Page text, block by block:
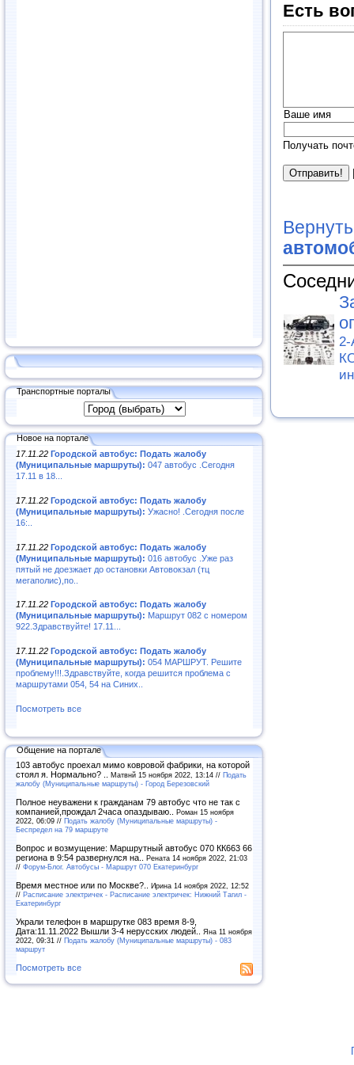
Транспортные порталы
Новое на портале
17.11.22 Городской автобус: Подать жалобу
(Муниципальные маршруты): 047 автобус .Сегодня
17.11 в 18...
17.11.22 Городской автобус: Подать жалобу
(Муниципальные маршруты): Ужасно! .Сегодня после
16:..
17.11.22 Городской автобус: Подать жалобу
(Муниципальные маршруты): 016 автобус .Уже раз
пятый не доезжает до остановки Автовокзал (тц
мегаполис),по..
17.11.22 Городской автобус: Подать жалобу
(Муниципальные маршруты): Маршрут 082 с номером
922.Здравствуйте! 17.11...
17.11.22 Городской автобус: Подать жалобу
(Муниципальные маршруты): 054 МАРШРУТ. Решите
проблему!!!.Здравствуйте, когда решится проблема с
маршрутами 054, 54 на Синих..
Посмотреть все
Общение на портале
103 автобус проехал мимо ковровой фабрики, на которой
стоял я. Нормально? .. Матвнй 15 ноября 2022, 13:14 // Подать
жалобу (Муниципальные маршруты) - Город Березовский
Полное неуважени к гражданам 79 автобус что не так с
компанией,прождал 2часа опаздываю.. Роман 15 ноября
2022, 06:09 // Подать жалобу (Муниципальные маршруты) -
Беспредел на 79 маршруте
Вопрос и возмущение: Маршрутный автобус 070 КК663 66
региона в 9:54 развернулся на.. Рената 14 ноября 2022, 21:03
// Форум-Блог. Автобусы - Маршрут 070 Екатеринбург
Время местное или по Москве?.. Ирина 14 ноября 2022, 12:52
// Расписание электричек - Расписание электричек: Нижний Тагил -
Екатеринбург
Украли телефон в маршрутке 083 время 8-9,
Дата:11.11.2022 Вышли 3-4 нерусских людей.. Яна 11 ноября
2022, 09:31 // Подать жалобу (Муниципальные маршруты) - 083
маршрут
Посмотреть все
Есть
Ваше имя
Получать